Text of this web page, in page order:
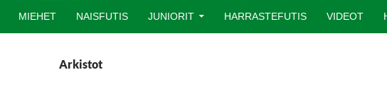
MIEHET NAISFUTIS JUNIORIT HARRASTEFUTIS VIDEOT
Arkistot